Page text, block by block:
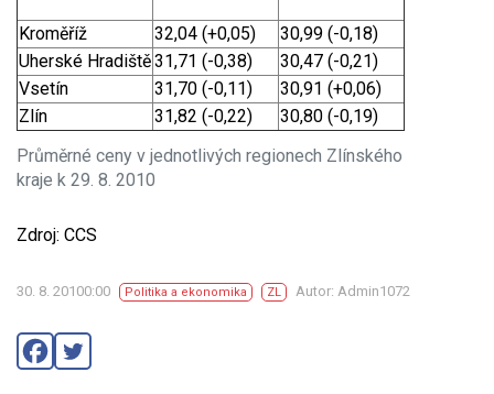
Průměrné ceny v jednotlivých regionech Zlínského
kraje k 29. 8. 2010
Kroměříž 32,04 (+0,05)
30,99 (-0,18)
Uherské Hradiště31,71 (-0,38)
30,47 (-0,21)
Vsetín
31,70 (-0,11)
30,91 (+0,06)
Zlín
31,82 (-0,22) 30,80 (-0,19)
Zdroj: CCS
30. 8. 20100:00 Politika a ekonomika ZL Autor: Admin1072